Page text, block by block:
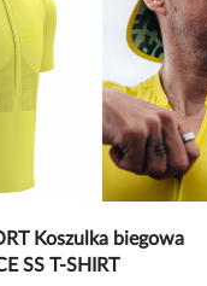
Koszulka biegowa
SS T-SHIRT